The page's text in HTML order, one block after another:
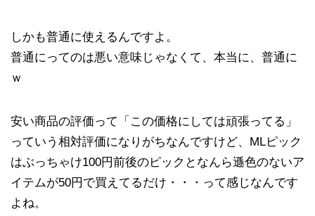
しかも普通に使えるんですよ。
普通にってのは悪い意味じゃなくて、本当に、普通に
ｗ
安い商品の評価って「この価格にしては頑張ってる」
っていう相対評価になりがちなんですけど、MLピック
はぶっちゃけ100円前後のピックとなんら遜色のないア
イテムが50円で買えてるだけ・・・って感じなんです
よね。